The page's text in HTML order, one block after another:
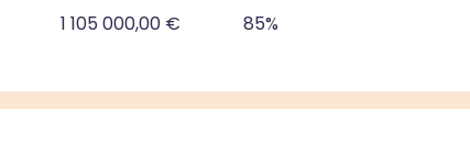
1 105 000,00 € 85%